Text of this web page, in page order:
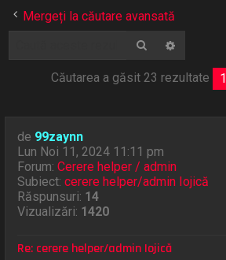
Mergeți la căutare avansată
Căutare
Căutarea a găsit 23 rezultate 1
de 99zaynn
Lun Noi 11, 2024 11:11 pm
Forum:Cerere helper / admin
Subiect:cerere helper/admin Iojică
Răspunsuri: 14
Vizualizări: 1420
Re: cerere helper/admin Iojică